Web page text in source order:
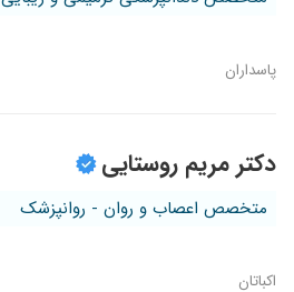
پاسداران
دکتر مریم روستایی
متخصص اعصاب و روان - روانپزشک
اکباتان